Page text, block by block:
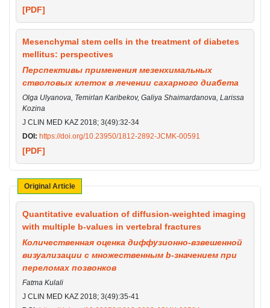
[PDF]
Mesenchymal stem cells in the treatment of diabetes
mellitus: perspectives
Перспективы применения мезенхимальных
стволовых клеток в лечении сахарного диабета
Olga Ulyanova, Temirlan Karibekov, Galiya Shaimardanova, Larissa
Kozina
J CLIN MED KAZ 2018; 3(49):32-34
DOI: https://doi.org/10.23950/1812-2892-JCMK-00591
[PDF]
Original Article
Quantitative evaluation of diffusion-weighted imaging
with multiple b-values in vertebral fractures
Количественная оценка диффузионно-взвешенной
визуализации с множественным b-значением при
переломах позвонков
Fatma Kulali
J CLIN MED KAZ 2018; 3(49):35-41